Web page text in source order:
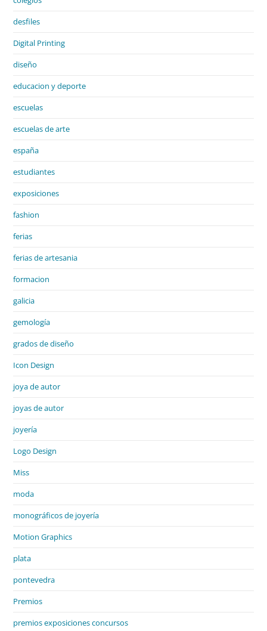
desfiles
Digital Printing
diseño
educacion y deporte
escuelas
escuelas de arte
españa
estudiantes
exposiciones
fashion
ferias
ferias de artesania
formacion
galicia
gemología
grados de diseño
Icon Design
joya de autor
joyas de autor
joyería
Logo Design
Miss
moda
monográficos de joyería
Motion Graphics
plata
pontevedra
Premios
premios exposiciones concursos